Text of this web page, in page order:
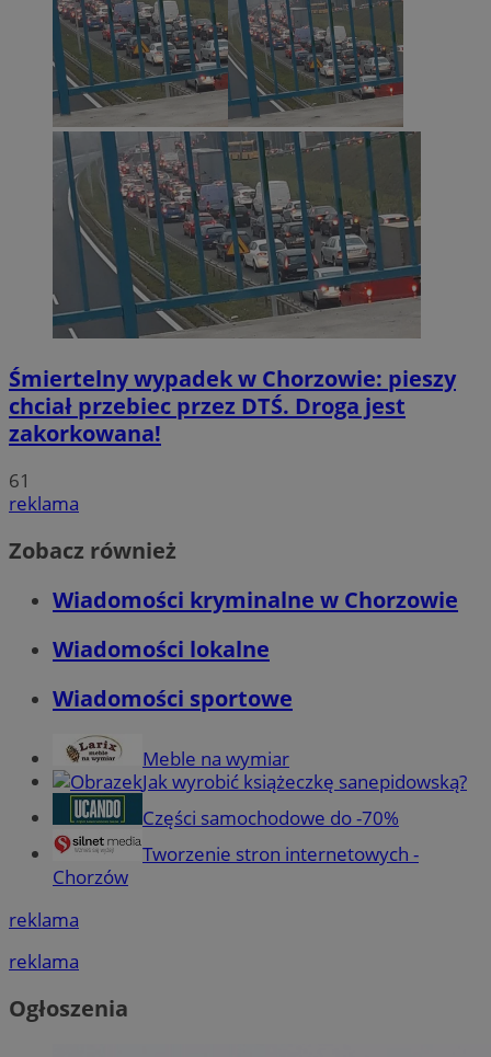
Śmiertelny wypadek w Chorzowie: pieszy
chciał przebiec przez DTŚ. Droga jest
zakorkowana!
61
reklama
Zobacz również
Wiadomości kryminalne w Chorzowie
Wiadomości lokalne
Wiadomości sportowe
Meble na wymiar
Jak wyrobić książeczkę sanepidowską?
Części samochodowe do -70%
Tworzenie stron internetowych -
Chorzów
reklama
reklama
Ogłoszenia